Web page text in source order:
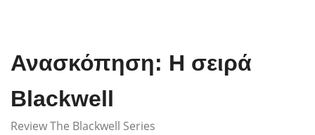
Ανασκόπηση: Η σειρά
Blackwell
Review The Blackwell Series